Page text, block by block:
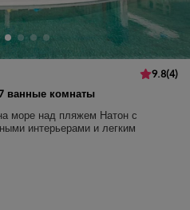
9.8(4)
ванные комнаты
море над пляжем Натон с
интерьерами и легким